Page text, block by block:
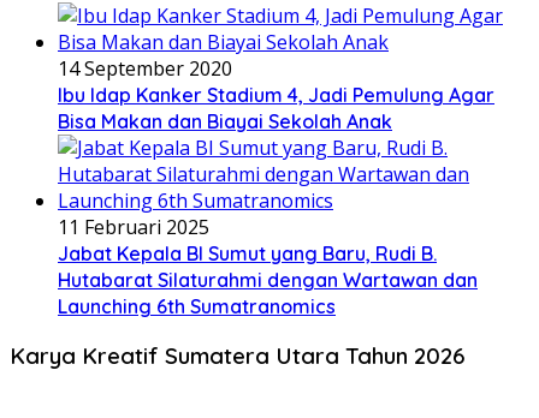
14 September 2020
Ibu Idap Kanker Stadium 4, Jadi Pemulung Agar
Bisa Makan dan Biayai Sekolah Anak
11 Februari 2025
Jabat Kepala BI Sumut yang Baru, Rudi B.
Hutabarat Silaturahmi dengan Wartawan dan
Launching 6th Sumatranomics
Karya Kreatif Sumatera Utara Tahun 2026